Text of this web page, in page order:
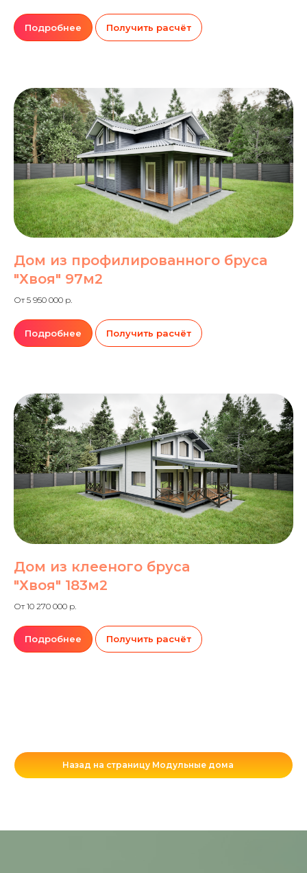
Подробнее Получить расчёт
Дом из профилированного бруса
"Хвоя" 97м2
От 5 950 000 р.
Подробнее Получить расчёт
Дом из клееного бруса
"Хвоя" 183м2
От 10 270 000 р.
Подробнее Получить расчёт
Назад на страницу Модульные дома